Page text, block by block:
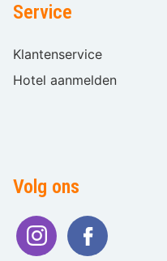
Service
Klantenservice
Hotel aanmelden
Volg ons